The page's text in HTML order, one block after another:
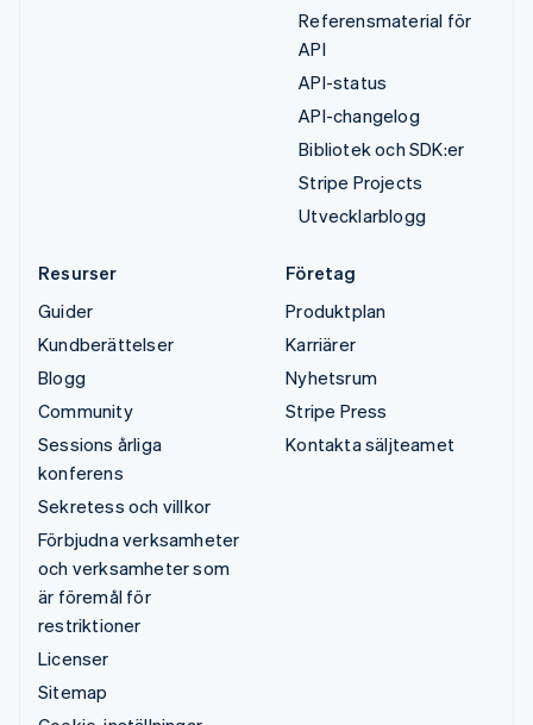
Referensmaterial för
API
API-status
API-changelog
Bibliotek och SDK:er
Stripe Projects
Utvecklarblogg
Resurser
Guider
Kundberättelser
Blogg
Community
Sessions årliga
konferens
Sekretess och villkor
Förbjudna verksamheter
och verksamheter som
är föremål för
restriktioner
Licenser
Sitemap
Företag
Produktplan
Karriärer
Nyhetsrum
Stripe Press
Kontakta säljteamet